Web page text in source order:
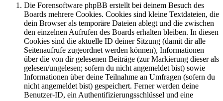
Die Forensoftware phpBB erstellt bei deinem Besuch des
Boards mehrere Cookies. Cookies sind kleine Textdateien, die
dein Browser als temporäre Dateien ablegt und die zwischen
den einzelnen Aufrufen des Boards erhalten bleiben. In diesen
Cookies sind die aktuelle ID deiner Sitzung (damit dir alle
Seitenaufrufe zugeordnet werden können), Informationen
über die von dir gelesenen Beiträge (zur Markierung dieser als
gelesen/ungelesen; sofern du nicht angemeldet bist) sowie
Informationen über deine Teilnahme an Umfragen (sofern du
nicht angemeldet bist) gespeichert. Ferner werden deine
Benutzer-ID, ein Authentifizierungsschlüssel und eine